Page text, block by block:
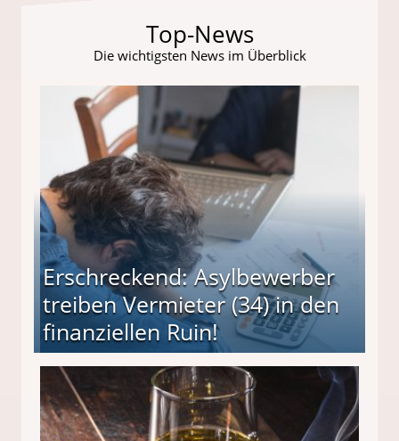
Top-News
Die wichtigsten News im Überblick
Erschreckend: Asylbewerber
treiben Vermieter (34) in den
finanziellen Ruin!
(34) in den finanziellen Ruin!